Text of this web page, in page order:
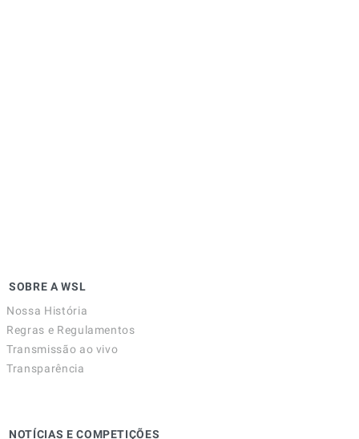
SOBRE A WSL
Nossa História
Regras e Regulamentos
Transmissão ao vivo
Transparência
NOTÍCIAS E COMPETIÇÕES